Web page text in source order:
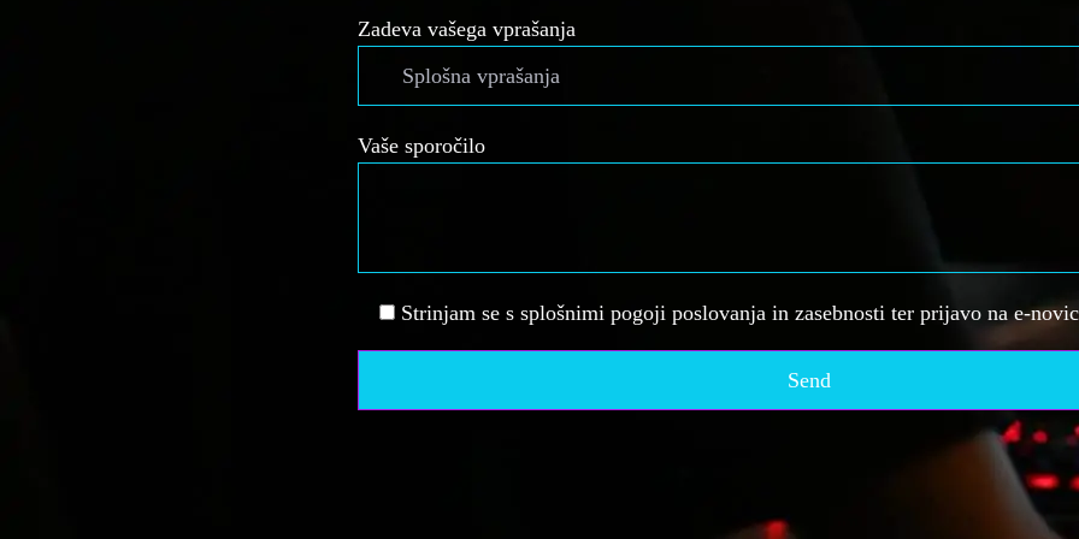
Zadeva vašega vprašanja
Vaše sporočilo
Strinjam se s splošnimi pogoji poslovanja in zasebnosti ter prijavo na e-